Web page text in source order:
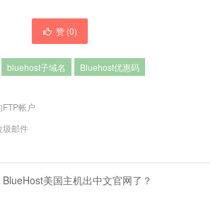
赞 (0)
bluehost子域名 Bluehost优惠码
帐户
圾邮件
BlueHost美国主机出中文官网了？